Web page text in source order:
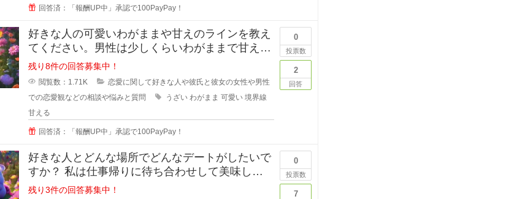
回答済：「報酬UP中」承認で100PayPay！
好きな人の可愛いわがままや甘えのラインを教え
てください。男性は少しくらいわがままで甘えて
くれる女性が好きと言いますが、あ
残り8件の回答募集中！
閲覧数：1.71K
恋愛に関して好きな人や彼氏と彼女の女性や男性
での恋愛観などの相談や悩みと質問
うざい わがまま 可愛い 境界線
甘える
回答済：「報酬UP中」承認で100PayPay！
0
投票数
2
回答
好きな人とどんな場所でどんなデートがしたいで
すか？ 私は仕事帰りに待ち合わせして美味しい
ものを一緒に食べながら時間を過ご
残り3件の回答募集中！
0
投票数
7